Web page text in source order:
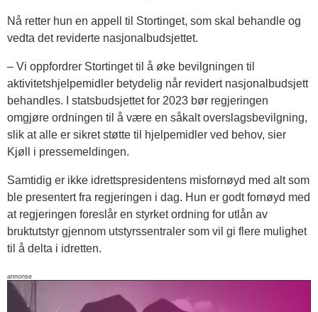
Nå retter hun en appell til Stortinget, som skal behandle og
vedta det reviderte nasjonalbudsjettet.
– Vi oppfordrer Stortinget til å øke bevilgningen til
aktivitetshjelpemidler betydelig når revidert nasjonalbudsjett
behandles. I statsbudsjettet for 2023 bør regjeringen
omgjøre ordningen til å være en såkalt overslagsbevilgning,
slik at alle er sikret støtte til hjelpemidler ved behov, sier
Kjøll i pressemeldingen.
Samtidig er ikke idrettspresidentens misfornøyd med alt som
ble presentert fra regjeringen i dag. Hun er godt fornøyd med
at regjeringen foreslår en styrket ordning for utlån av
bruktutstyr gjennom utstyrssentraler som vil gi flere mulighet
til å delta i idretten.
annonse